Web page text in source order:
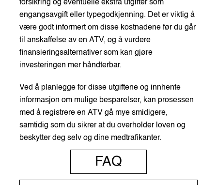
forsikring og eventuelle ekstra utgifter som
engangsavgift eller typegodkjenning. Det er viktig å
være godt informert om disse kostnadene før du går
til anskaffelse av en ATV, og å vurdere
finansieringsalternativer som kan gjøre
investeringen mer håndterbar.
Ved å planlegge for disse utgiftene og innhente
informasjon om mulige besparelser, kan prosessen
med å registrere en ATV gå mye smidigere,
samtidig som du sikrer at du overholder loven og
beskytter deg selv og dine medtrafikanter.
FAQ